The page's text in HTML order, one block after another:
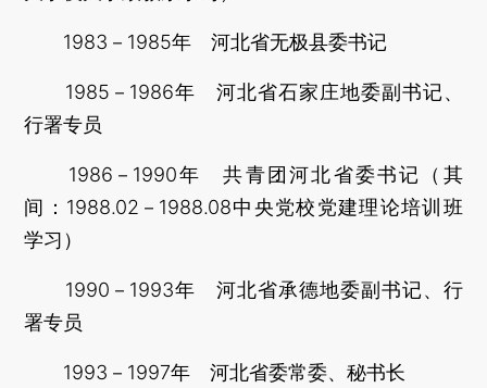
1983－1985年 河北省无极县委书记
1985－1986年 河北省石家庄地委副书记、
行署专员
1986－1990年 共青团河北省委书记（其
间：1988.02－1988.08中央党校党建理论培训班
学习）
1990－1993年 河北省承德地委副书记、行
署专员
1993－1997年 河北省委常委、秘书长